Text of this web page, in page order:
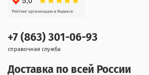
+7 (863) 301-06-93
справочная служба
Доставка по всей России